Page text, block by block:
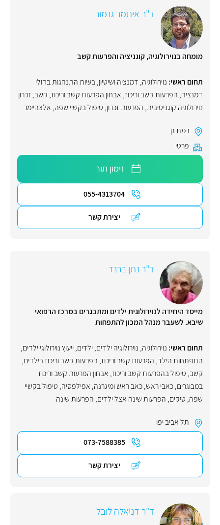
ד"ר איתמר גנמור
מומחה בנוירולוגיה, קוגניציה והפרעות קשב
תחום ראשי: נוירולוגיה, דמנציה ושיטיון,בעיות התנהגות בחולי
דמנציה, הפרעות קשב וריכוז, אבחון הפרעות קשב וריכוז, קשב, זכרון
נוירולוגיה קוגניטיבית, הפרעות זכרון, טיפול בקשיי שפה, אלצהיימר
רמת גן
פרטי
זימון תור
055-4313704
יצירת קשר
ד"ר נתן ברנד
מייסד היחידה לנוירולוגית ילדים ומתבגרים במרכז הרפואי
שיבא. לשעבר מנהל המכון להתפחות
תחום ראשי: נוירולוגיה, נוירולוגיה ילדים,ילדים,ייעוץ נוירולוגי ילדים,
התפתחות הילד, הפרעות קשב וריכוז, הפרעות קשב וריכוז בילדים,
קשב, טיפול בהפרעות קשב וריכוז, אבחון הפרעות קשב וריכוז
במבוגרים,כאבי ראש,כאב ראש ומיגרנה, אפילפסיה, טיפול בקשיי
שפה, טיקים, הפרעות שינה אצל ילדים, הפרעות שינה
תל אביב יפו
073-7588385
יצירת קשר
ד"ר דניאלה לובל